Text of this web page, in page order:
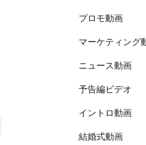
プロモ動画
マーケティング
ニュース動画
予告編ビデオ
イントロ動画
結婚式動画